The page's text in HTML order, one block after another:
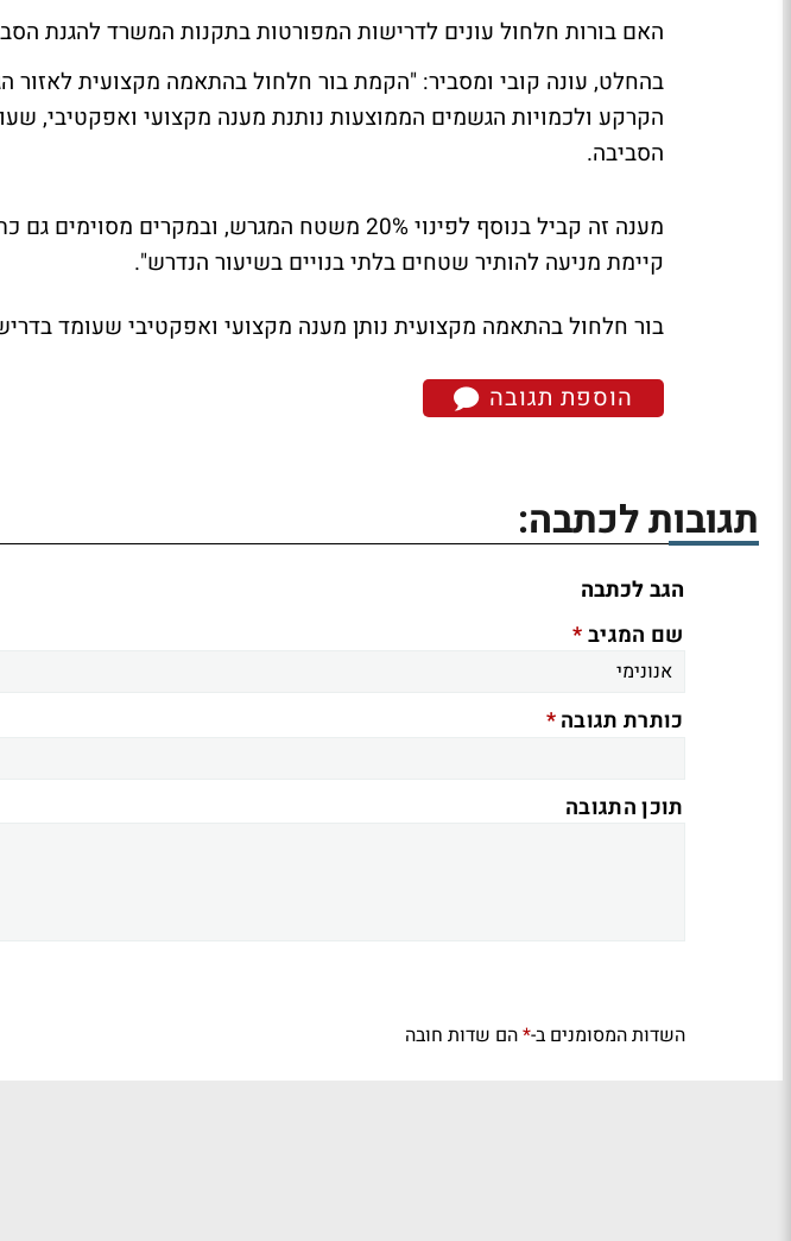
האם בורות חלחול עונים לדרישות המפורטות בתקנות המשרד להגנת
בהחלט, עונה קובי ומסביר: "הקמת בור חלחול בהתאמה מקצועית לאזור
הקרקע ולכמויות הגשמים הממוצעות נותנת מענה מקצועי ואפקטיבי,
הסביבה.
מענה זה קביל בנוסף לפינוי 20% משטח המגרש,
קיימת מניעה להותיר שטחים בלתי בנויים בשיעור הנדרש".
בור חלחול בהתאמה מקצועית נותן מענה מקצועי ואפקטיבי שעומד
הוספת תגובה
תגובות לכתבה:
הגב לכתבה
שם המגיב*
כותרת תגובה*
תוכן התגובה
השדות המסומנים ב-*הם שדות חובה